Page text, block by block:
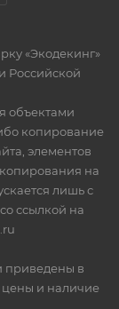
«Экодекинг»
Российской
объектами
копирование
элементов
на
лишь с
ссылкой на
приведены в
цены и наличие